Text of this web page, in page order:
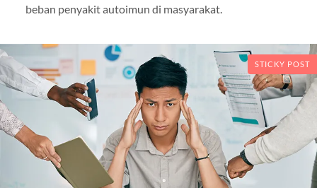
beban penyakit autoimun di masyarakat.
STICKY POST